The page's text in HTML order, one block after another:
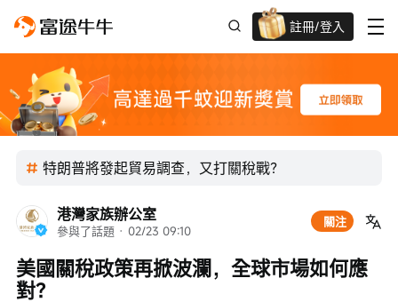
註冊/登入
迎新驚喜賞 股票/BTC等任你揀!
特朗普將發起貿易調查，又打關稅戰？
港灣家族辦公室
參與了話題 · 02/23 09:10
關注
美國關稅政策再掀波瀾，全球市場如何應
對？